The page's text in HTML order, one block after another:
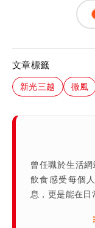
文章標籤
新光三越 微風
曾任職於生活
飲食感受每個
息，更是能在日